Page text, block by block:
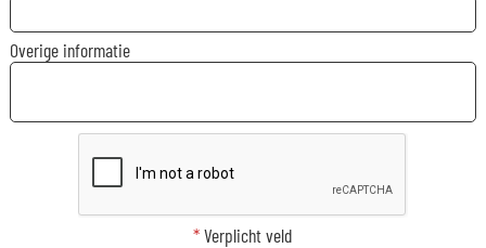
Overige informatie
*Verplicht veld